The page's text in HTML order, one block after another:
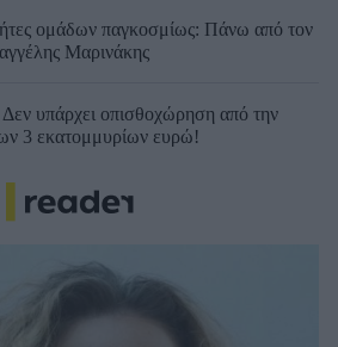
ομάδων παγκοσμίως: Πάνω από τον
Μαρινάκης
υπάρχει οπισθοχώρηση από την
3 εκατομμυρίων ευρώ!